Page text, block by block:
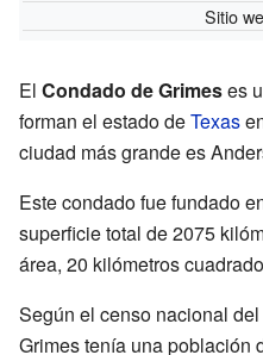
Sitio
El Condado de Grimeses
forman el estado deTexas
ciudad más grande es
Este condado fue fundado
superficie total de 2075
área, 20 kilómetros
Según el censo nacional
Grimes tenía una población